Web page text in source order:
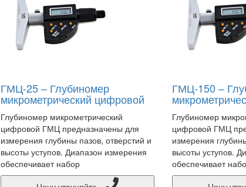
ГМЦ-25 – Глубиномер
микрометрический цифровой
Глубиномер микрометрический
цифровой ГМЦ предназначены для
измерения глубины пазов, отверстий и
высоты уступов. Диапазон измерения
обеспечивает набор
ГМЦ-150 –
Глубиномер
цифровой ГМЦ
измерения
высоты уступов.
обеспечивает